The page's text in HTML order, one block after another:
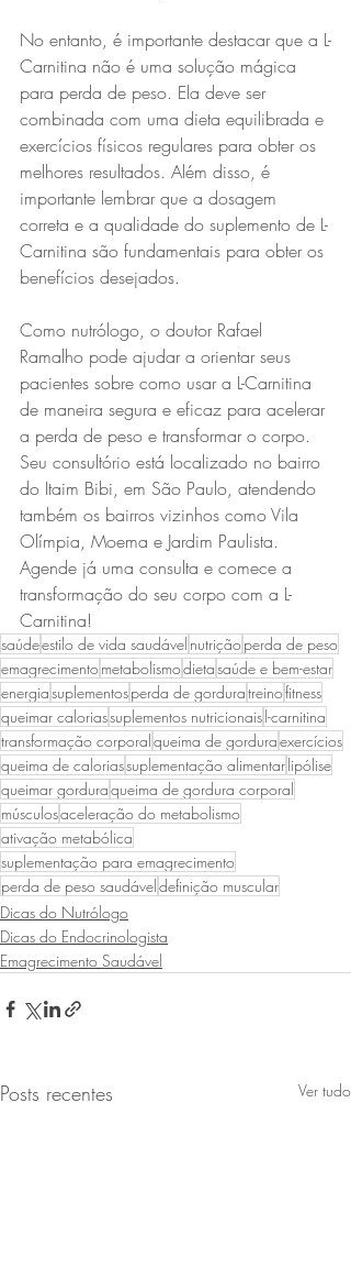
No entanto, é importante destacar que a L-
Carnitina não é uma solução mágica
para perda de peso. Ela deve ser
combinada com uma dieta equilibrada e
exercícios físicos regulares para obter os
melhores resultados. Além disso, é
importante lembrar que a dosagem
correta e a qualidade do suplemento de L-
Carnitina são fundamentais para obter os
benefícios desejados.
Como nutrólogo, o doutor Rafael
Ramalho pode ajudar a orientar seus
pacientes sobre como usar a L-Carnitina
de maneira segura e eficaz para acelerar
a perda de peso e transformar o corpo.
Seu consultório está localizado no bairro
do Itaim Bibi, em São Paulo, atendendo
também os bairros vizinhos como Vila
Olímpia, Moema e Jardim Paulista.
Agende já uma consulta e comece a
transformação do seu corpo com a L-
Carnitina!
saúdeestilo de vida saudável nutrição perda de peso
emagrecimento metabolismodietasaúde e bem-estar
energiasuplementosperda de gorduratreinofitness
queimar caloriassuplementos nutricionaisl-carnitina
transformação corporalqueima de gorduraexercícios
queima de caloriassuplementação alimentarlipólise
queimar gorduraqueima de gordura corporal
músculosaceleração do metabolismo
ativação metabólica
suplementação para emagrecimento
perda de peso saudáveldefinição muscular
Dicas do Nutrólogo
Dicas do Endocrinologista
Emagrecimento Saudável
Posts recentes Ver tudo